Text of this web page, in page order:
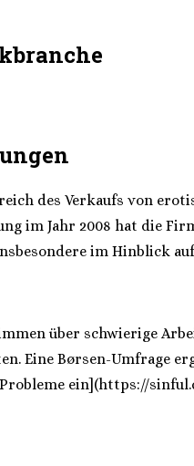
des Verkaufs von
im Jahr 2008 hat die
im Hinblick
über schwierige
Eine Børsen-Umfrage
ein](https://